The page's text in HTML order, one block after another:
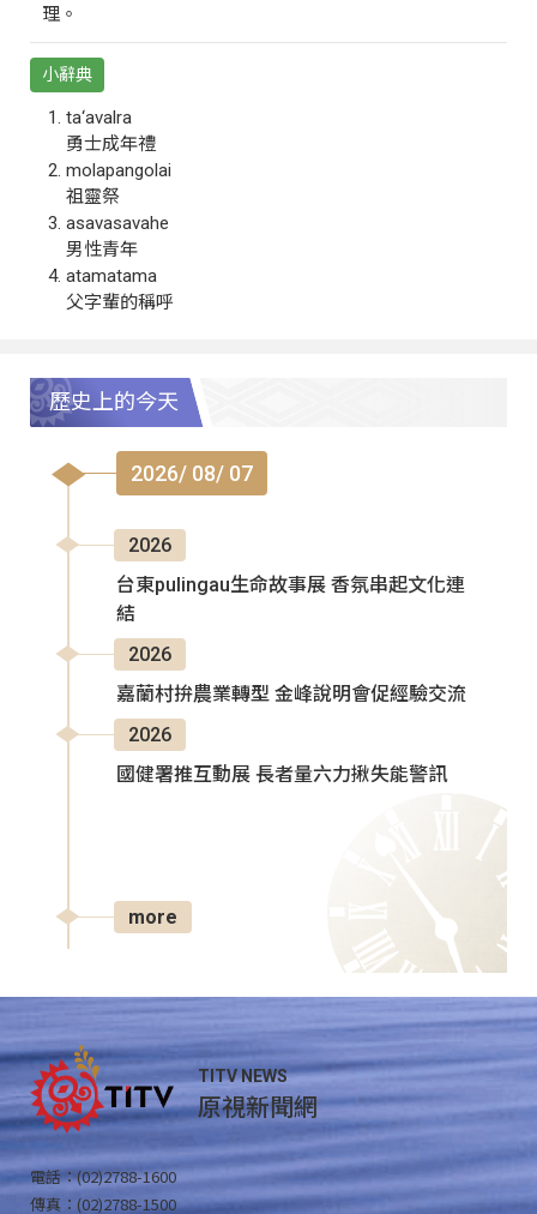
理。
小辭典
ta‘avalra
勇士成年禮
molapangolai
祖靈祭
asavasavahe
男性青年
atamatama
父字輩的稱呼
歷史上的今天
2026/ 08/ 07
2026
台東pulingau生命故事展 香氛串起文化連
結
2026
嘉蘭村拚農業轉型 金峰說明會促經驗交流
2026
國健署推互動展 長者量六力揪失能警訊
more
TITV NEWS
原視新聞網
電話：(02)2788-1600
傳真：(02)2788-1500